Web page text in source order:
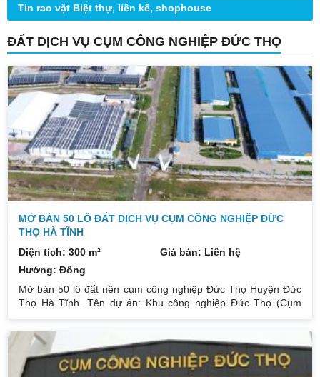
Tin rao vặt Biệt thự, liền kề, shophouse
ĐẤT DỊCH VỤ CỤM CÔNG NGHIỆP ĐỨC THỌ
MỞ BÁN 50 LÔ ĐẤT DỊCH VỤ CỤM CÔNG NGHIỆP ĐỨC
THỌ HÀ TĨNH
Diện tích: 300 m²
Giá bán: Liên hệ
Hướng: Đông
Mở bán 50 lô đất nền cụm công nghiệp Đức Thọ Huyện Đức
Thọ Hà Tĩnh. Tên dự án: Khu công nghiệp Đức Thọ (Cụm
Dân, huyện Đức Thọ, tỉnh Hà Tĩnh Chủ đầu tư: Công ty Cổ
phần GS Miền Trung Quy mô: 68,17ha (đã cho thuê > 12ha,
đến tháng 1/2021 đang có 3 nhà máy hoạt động) Diện tích mở
rộng: 200ha Nhu cầu lao động: > 10.000 công nhân Liên hệ :